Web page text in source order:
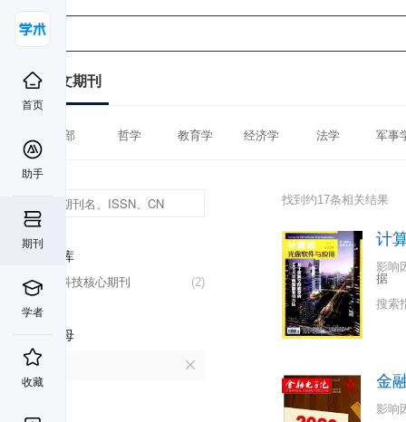
首页
助手
期刊
学者
收藏
中文期刊
全部 哲学 教育学 经济学 法学 军事
数据库
(2)
中国科技核心期刊
首字母
找到约17条相关结果
计
影响
据
搜索
金
影响